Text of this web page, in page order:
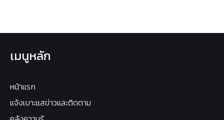
เมนูหลัก
หน้าแรก
แจ้งเบาะแสข่าวและติดตาม